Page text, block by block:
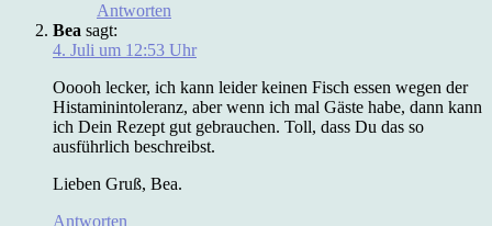
Antworten
Bea sagt:
4. Juli um 12:53 Uhr
Ooooh lecker, ich kann leider keinen Fisch essen wegen der
Histaminintoleranz, aber wenn ich mal Gäste habe, dann kann
ich Dein Rezept gut gebrauchen. Toll, dass Du das so
ausführlich beschreibst.
Lieben Gruß, Bea.
Antworten